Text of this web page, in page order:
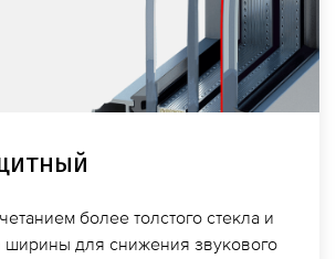
более толстого стекла и
ширины для снижения звукового